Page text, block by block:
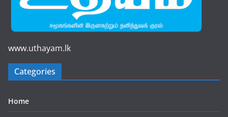
www.uthayam.lk
Categories
Home